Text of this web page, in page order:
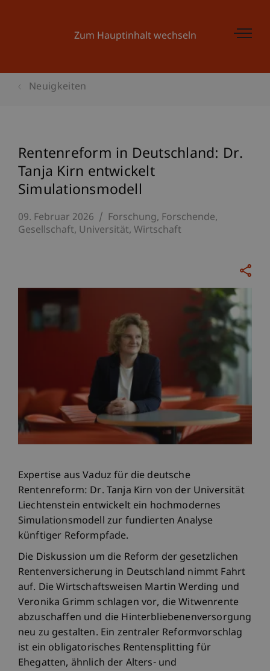
Zum Hauptinhalt wechseln
Neuigkeiten
Rentenreform in Deutschland: Dr.
Tanja Kirn entwickelt
Simulationsmodell
09. Februar 2026 Forschung Forschende
Gesellschaft Universität Wirtschaft
Expertise aus Vaduz für die deutsche
Rentenreform: Dr. Tanja Kirn von der Universität
Liechtenstein entwickelt ein hochmodernes
Simulationsmodell zur fundierten Analyse
künftiger Reformpfade.
Die Diskussion um die Reform der gesetzlichen
Rentenversicherung in Deutschland nimmt Fahrt
auf. Die Wirtschaftsweisen Martin Werding und
Veronika Grimm schlagen vor, die Witwenrente
abzuschaffen und die Hinterbliebenenversorgung
neu zu gestalten. Ein zentraler Reformvorschlag
ist ein obligatorisches Rentensplitting für
Ehegatten, ähnlich der Alters- und